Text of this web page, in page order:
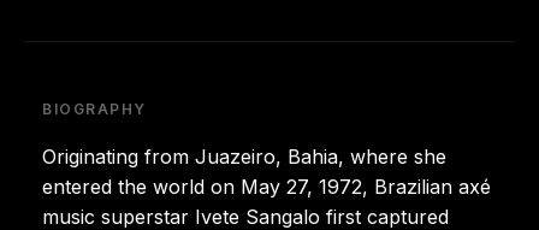
BIOGRAPHY
Originating from Juazeiro, Bahia, where she
entered the world on May 27, 1972, Brazilian axé
music superstar Ivete Sangalo first captured